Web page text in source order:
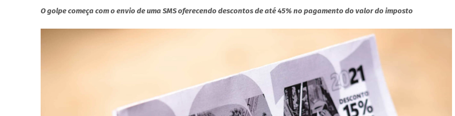
O golpe começa com o envio de uma SMS oferecendo descontos de até 45% no pagamento do valor do imposto